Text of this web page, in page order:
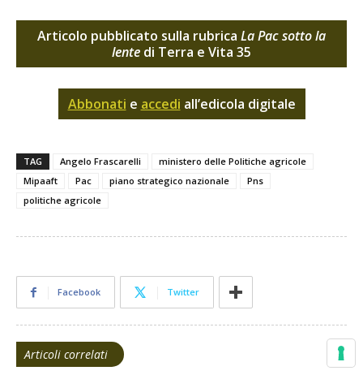
Articolo pubblicato sulla rubrica La Pac sotto la
lente di Terra e Vita 35
Abbonati e accedi all’edicola digitale
TAG Angelo Frascarelli
ministero delle Politiche agricole
Mipaaft
Pac piano strategico nazionale
Pns
politiche agricole
Facebook Twitter
Articoli correlati